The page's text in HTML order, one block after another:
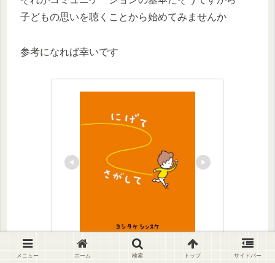
子どもの思いを聴くことから始めてみませんか
参考になれば幸いです
にげてさがして
メニュー ホーム 検索 トップ サイドバー